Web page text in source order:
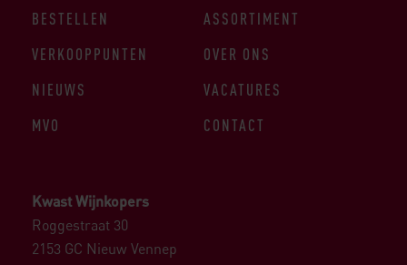
Kwast Wijnkopers
Roggestraat 30
2153 GC Nieuw Vennep
BESTELLEN
ASSORTIMENT
VERKOOPPUNTEN
OVER ONS
NIEUWS
VACATURES
MVO
CONTACT